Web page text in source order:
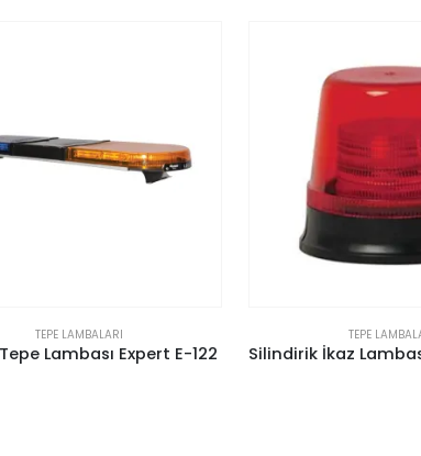
TEPE LAMBALARI
Silindirik İkaz Lambası Büyük Boy 12 Adet Power Ledli
TEPE
Cenaze Tepe